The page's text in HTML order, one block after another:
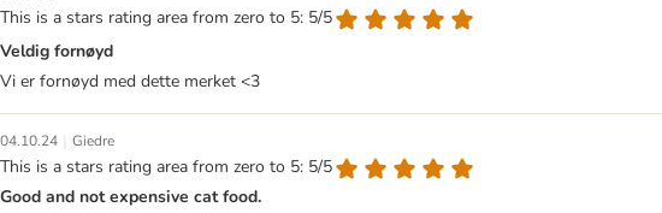
This is a stars rating area from zero to 5: 5/5
Veldig fornøyd
Vi er fornøyd med dette merket <3
04.10.24 | Giedre
This is a stars rating area from zero to 5: 5/5
Good and not expensive cat food.